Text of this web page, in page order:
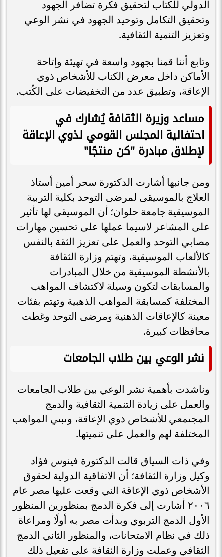
الدولي للكتاب لتحقيق فكرة تضافر الجهود
وتحقيق التكامل وتوحيد الجهود في نشر الوعي
وتعزيز التنمية الثقافية.
وتابع أننا قمنا بجهود واسعة في تهيئة وإتاحة
الأماكن داخل معرض الكتاب للأشخاص ذوي
الإعاقة، وتطبيق عدد من التخفيضات على الكُتب.
مساعد وزيرة الثقافة يُشارك في
احتفالية المجلس القومي لذوي الإعاقة
لإطلاق مبادرة "كن منتجًا"
ومن جانبها أشارت الدكتورة سحر أمين أستاذ
العلاج بالموسيقى لمرضى التوحد بكلية التربية
الموسيقية جامعة حلوان؛ أن الموسيقى لها تأثير
على المشاعر لاسيما عملها على تحسين مهارات
مصابي التوحد والعمل على تعزيز الثقة بالنفس
كالألعاب الموسيقية، وتهتم وزارة الثقافة
بالأنشطة الموسيقية من خلال المبادرات
والمسابقات لتكون وسيلة لاكتشاف المواهب
المختلفة كمسابقة المواهب الذهبية وتهتم بفئات
معينة كالإعاقات الذهنية ومرضى التوحد وغطت
محافظات كبيرة.
نشر الوعي بين طلاب الجامعات
وناشدت بأهمية نشر الوعي بين طلاب الجامعات
والعمل على زيادة التنمية الثقافية والدمج
المجتمعي للأشخاص ذوي الإعاقة، وتبني المواهب
المختلفة لهم والعمل على تنميتها.
وفي ذات السياق قالت الدكتورة فينوس فؤاد
وكيل وزارة الثقافة؛ أن الاتفاقية الدولية لحقوق
الأشخاص ذوي الإعاقة التي وقعت عليها مصر عام
٢٠٠٦ أشارت إلى فكرة الدمج بمنظورين المنظور
الأول الدمج التربوي وبدأت مصر به أولًا ومراعاة
ذلك في نظام الامتحانات، والمنظور الثاني الدمج
الثقافي وعملت وزارة الثقافة على تفعيل ذلك